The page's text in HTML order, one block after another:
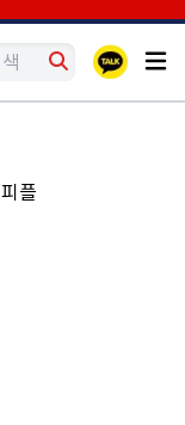
피플